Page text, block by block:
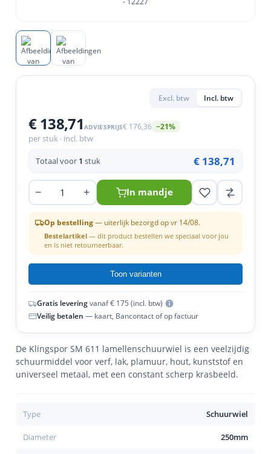
& primers
Stokeinde
/ Schroefduim
De Klingspor SM 611 lamellenschuurwiel is een veelzijdig
schuurmiddel voor verf, lak, plamuur, hout, kunststof en
universeel metaal, met een constant scherp krasbeeld.
Type Schuurwiel
Diameter 250mm
Excl. btw Incl. btw
€ 138,71ADVIESPRIJS€ 176,36 −21%
per stuk · incl. btw
Totaal voor 1 stuk € 138,71
− + In mandje
Op bestelling— uiterlijk bezorgd op vr 14/08.
Bestelartikel — dit product bestellen we speciaal voor jou
en is niet retourneerbaar.
Toon varianten
Gratis levering vanaf € 175 (incl. btw)
Veilig betalen — kaart, Bancontact of op factuur